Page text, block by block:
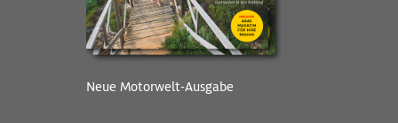
Neue Motorwelt-Ausgabe